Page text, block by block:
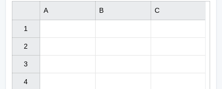
1
2
3
4
A B C